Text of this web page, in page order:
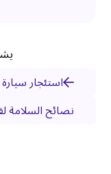
استئجار
نصائح السلامة